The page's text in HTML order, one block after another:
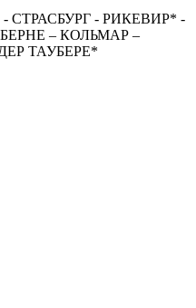
СТРАСБУРГ - РИКЕВИР* -
– КОЛЬМАР –
ТАУБЕРЕ*